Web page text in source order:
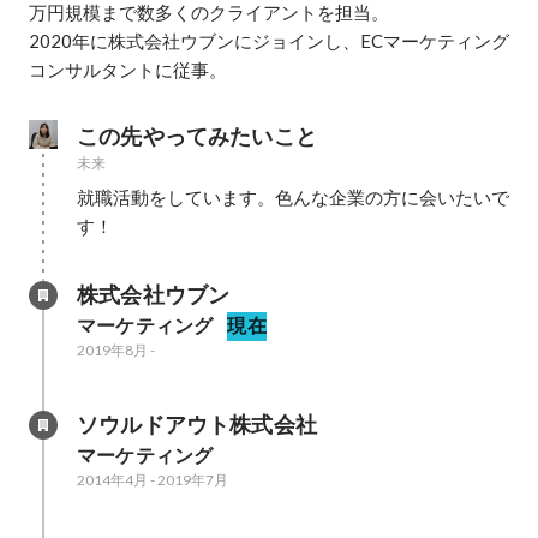
万円規模まで数多くのクライアントを担当。
2020年に株式会社ウブンにジョインし、ECマーケティング
コンサルタントに従事。
この先やってみたいこと
未来
就職活動をしています。色んな企業の方に会いたいで
す！
株式会社ウブン
マーケティング 現在
2019年8月 -
ソウルドアウト株式会社
マーケティング
2014年4月 -2019年7月